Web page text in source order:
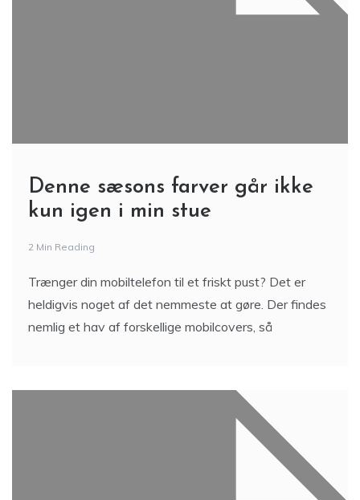
Denne sæsons farver går ikke
kun igen i min stue
2 Min Reading
Trænger din mobiltelefon til et friskt pust? Det er
heldigvis noget af det nemmeste at gøre. Der findes
nemlig et hav af forskellige mobilcovers, så